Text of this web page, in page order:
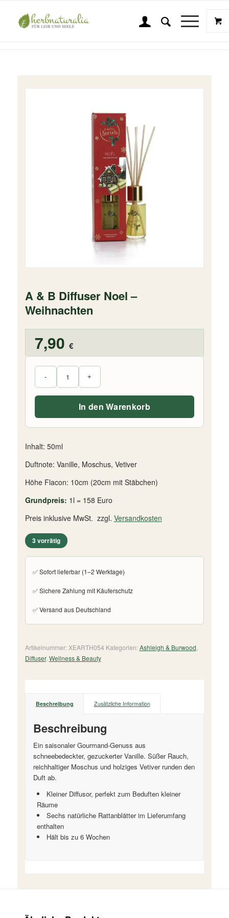
Shop
Sie sind hier: Startseite Wellness & Beauty
Ashleigh & Burwood
A & B Diffuser Noel –
Weihnachten
7,90 €
Inhalt: 50ml
Duftnote: Vanille, Moschus, Vetiver
Höhe Flacon: 10cm (20cm mit Stäbchen)
Grundpreis: 1l = 158 Euro
Preis inklusive MwSt. zzgl. Versandkosten
3 vorrätig
✅ Sofort lieferbar (1–2 Werktage)
✅ Sichere Zahlung mit Käuferschutz
✅ Versand aus Deutschland
In den Warenkorb
Artikelnummer: XEARTH054 Kategorien:Ashleigh & Burwood
Diffuser, Wellness & Beauty
Beschreibung Zusätzliche Information
Beschreibung
Ein saisonaler Gourmand-Genuss aus
schneebedeckter, gezuckerter Vanille. Süßer Rauch,
reichhaltiger Moschus und holziges Vetiver runden den
Duft ab.
Kleiner Diffusor, perfekt zum Beduften kleiner
Räume
Sechs natürliche Rattanblätter im Lieferumfang
enthalten
Hält bis zu 6 Wochen